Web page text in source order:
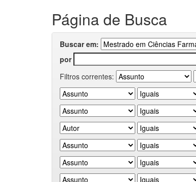
Página de Busca
Buscar em:
por
Filtros correntes: